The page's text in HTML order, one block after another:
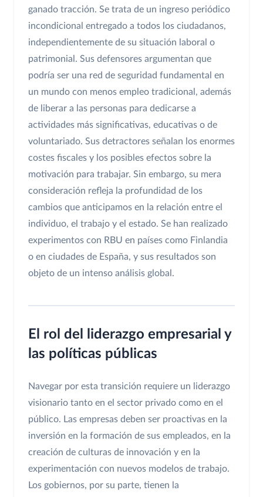
ganado tracción. Se trata de un ingreso periódico
incondicional entregado a todos los ciudadanos,
independientemente de su situación laboral o
patrimonial. Sus defensores argumentan que
podría ser una red de seguridad fundamental en
un mundo con menos empleo tradicional, además
de liberar a las personas para dedicarse a
actividades más significativas, educativas o de
voluntariado. Sus detractores señalan los enormes
costes fiscales y los posibles efectos sobre la
motivación para trabajar. Sin embargo, su mera
consideración refleja la profundidad de los
cambios que anticipamos en la relación entre el
individuo, el trabajo y el estado. Se han realizado
experimentos con RBU en países como Finlandia
o en ciudades de España, y sus resultados son
objeto de un intenso análisis global.
El rol del liderazgo empresarial y
las políticas públicas
Navegar por esta transición requiere un liderazgo
visionario tanto en el sector privado como en el
público. Las empresas deben ser proactivas en la
inversión en la formación de sus empleados, en la
creación de culturas de innovación y en la
experimentación con nuevos modelos de trabajo.
Los gobiernos, por su parte, tienen la